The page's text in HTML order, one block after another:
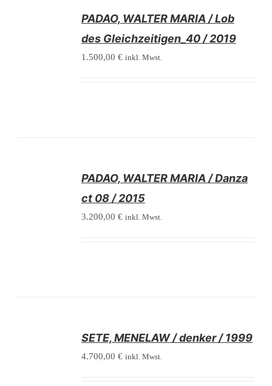
PADAO, WALTER MARIA / Lob
des Gleichzeitigen_40 / 2019
1.500,00 € inkl. Mwst.
PADAO, WALTER MARIA / Danza
ct 08 / 2015
3.200,00 € inkl. Mwst.
SETE, MENELAW / denker / 1999
4.700,00 € inkl. Mwst.